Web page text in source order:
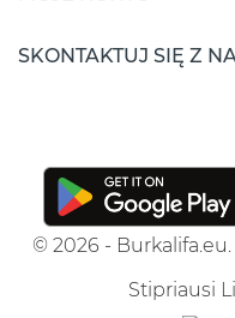
SKONTAKTUJ SIĘ Z
© 2026 -
Stipriausi